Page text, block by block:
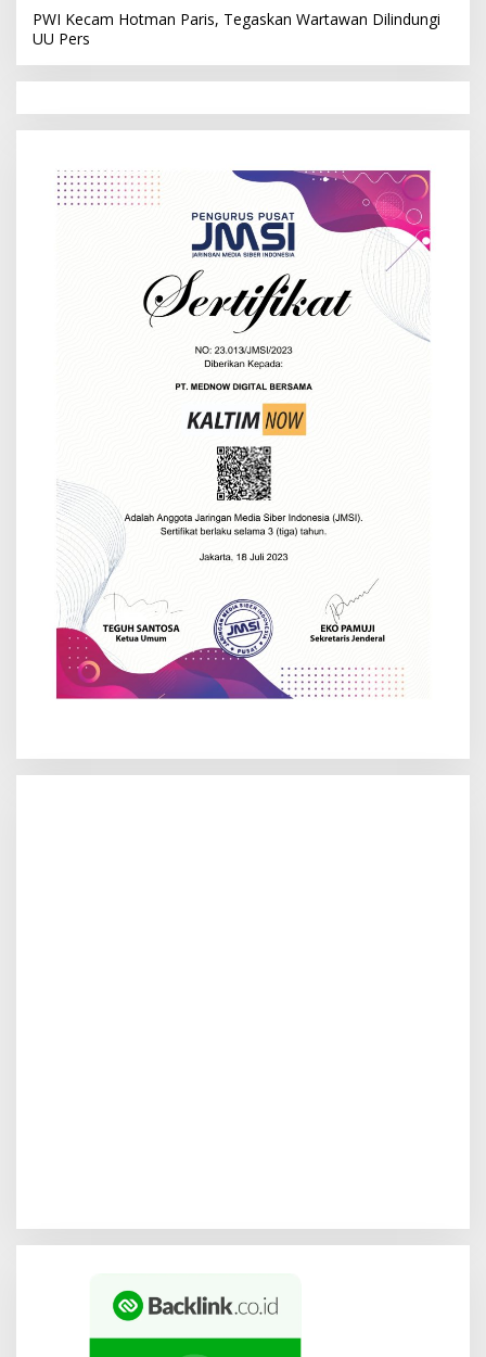
PWI Kecam Hotman Paris, Tegaskan Wartawan Dilindungi
UU Pers